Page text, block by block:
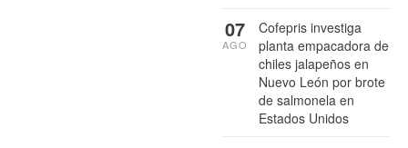
Cofepris investiga
planta empacadora de
chiles jalapeños en
Nuevo León por brote
de salmonela en
Estados Unidos
07
AGO